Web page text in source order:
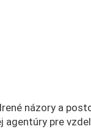
názory a
agentúry pre